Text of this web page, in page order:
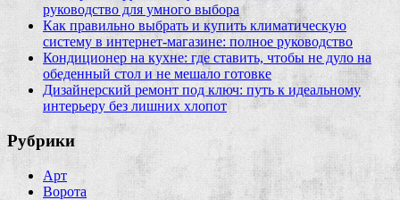
руководство для умного выбора
Как правильно выбрать и купить климатическую
систему в интернет‑магазине: полное руководство
Кондиционер на кухне: где ставить, чтобы не дуло на
обеденный стол и не мешало готовке
Дизайнерский ремонт под ключ: путь к идеальному
интерьеру без лишних хлопот
Рубрики
Арт
Ворота